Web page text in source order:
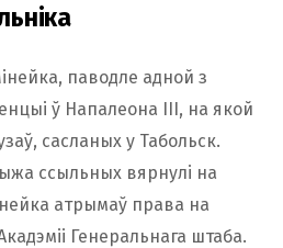
паводле адной з
ў Напалеона III, на якой
сасланых у Табольск.
ссыльных вярнулі на
атрымаў права на
Генеральнага штаба.